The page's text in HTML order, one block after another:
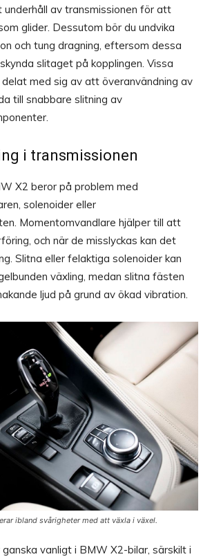
av transmissionen för att
glider. Dessutom bör du undvika
och tung dragning, eftersom dessa
slitaget på kopplingen. Vissa
med sig av att överanvändning av
till snabbare slitning av
i transmissionen
X2 beror på problem med
solenoider eller
Momentomvandlare hjälper till att
och när de misslyckas kan det
Slitna eller felaktiga solenoider kan
växling, medan slitna fästen
ljud på grund av ökad vibration.
ibland svårigheter med att växla i växel.
vanligt i BMW X2-bilar, särskilt i